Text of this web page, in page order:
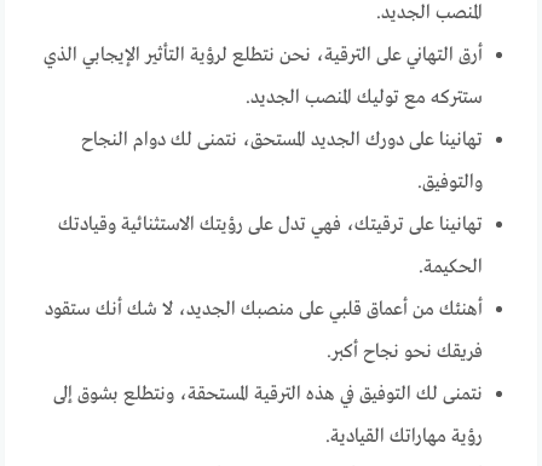
المنصب الجديد.
أرق التهاني على الترقية، نحن نتطلع لرؤية التأثير الإيجابي الذي
ستتركه مع توليك المنصب الجديد.
تهانينا على دورك الجديد المستحق، نتمنى لك دوام النجاح
والتوفيق.
تهانينا على ترقيتك، فهي تدل على رؤيتك الاستثنائية وقيادتك
الحكيمة.
أهنئك من أعماق قلبي على منصبك الجديد، لا شك أنك ستقود
فريقك نحو نجاح أكبر.
نتمنى لك التوفيق في هذه الترقية المستحقة، ونتطلع بشوق إلى
رؤية مهاراتك القيادية.